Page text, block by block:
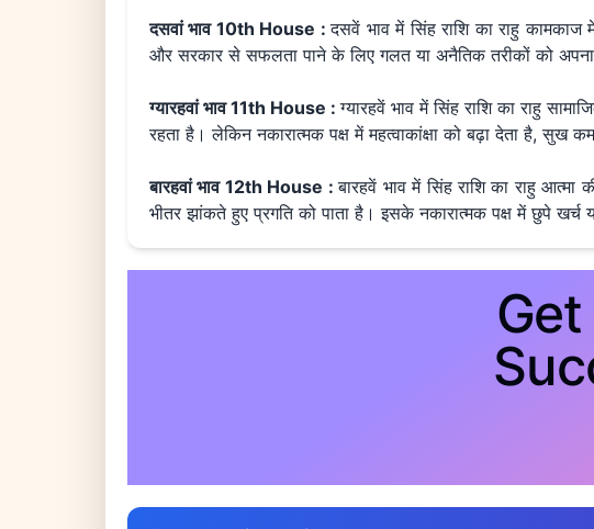
दसवां भाव 10th House :दसवें भाव में सिंह राशि का राहु कामकाज
और सरकार से सफलता पाने के लिए गलत या अनैतिक तरीकों को
ग्यारहवां भाव 11th House :ग्यारहवें भाव में सिंह राशि का राहु
रहता है। लेकिन नकारात्मक पक्ष में महत्वाकांक्षा को बढ़ा देता है, सुख
बारहवां भाव 12th House :बारहवें भाव में सिंह राशि का राहु
भीतर झांकते हुए प्रगति को पाता है। इसके नकारात्मक पक्ष में छुपे खर्च